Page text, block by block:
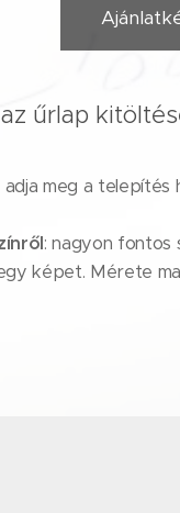
űrlap
adja meg a
: nagyon fontos
képet. Mérete